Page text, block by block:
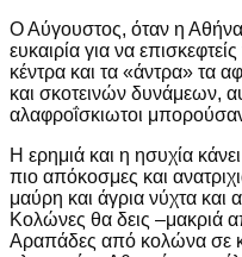
Ο Αύγουστος, όταν η Αθήνα
ευκαιρία για να
κέντρα και τα «άντρα» τα
και σκοτεινών δυνάμεων,
αλαφροΐσκιωτοι
Η ερημιά και η ησυχία
πιο απόκοσμες και
μαύρη και άγρια νύχτα και
Κολώνες θα δεις –μακριά
Αραπάδες από κολώνα σε